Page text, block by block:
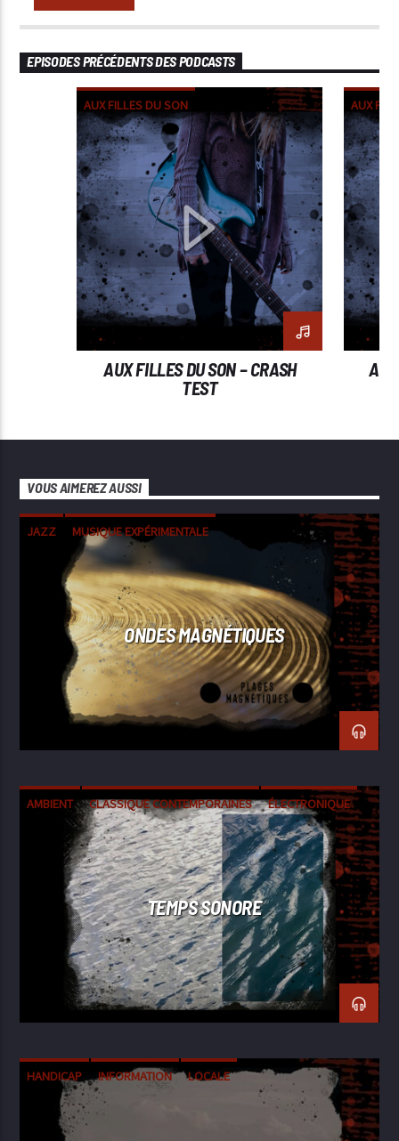
EPISODES PRÉCÉDENTS DES PODCASTS
AUX FILLES DU SON
AUX FILLES DU SON – CRASH
TEST
AUX
VOUS AIMEREZ AUSSI
JAZZ MUSIQUE EXPÉRIMENTALE
ONDES MAGNÉTIQUES
AMBIENT CLASSIQUE CONTEMPORAINES
ÉLECTRONIQUE
EXPÉRIMENTALE
FIELD RECORDING
TEMPS SONORE
HANDICAP INFORMATION LOCALE